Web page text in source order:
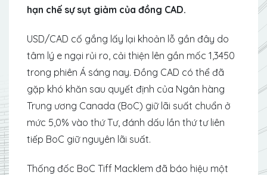
hạn chế sự sụt giảm của đồng CAD.
USD/CAD cố gắng lấy lại khoản lỗ gần đây do
tâm lý e ngại rủi ro, cải thiện lên gần mốc 1,3450
trong phiên Á sáng nay. Đồng CAD có thể đã
gặp khó khăn sau quyết định của Ngân hàng
Trung ương Canada (BoC) giữ lãi suất chuẩn ở
mức 5,0% vào thứ Tư, đánh dấu lần thứ tư liên
tiếp BoC giữ nguyên lãi suất.
Thống đốc BoC Tiff Macklem đã báo hiệu một